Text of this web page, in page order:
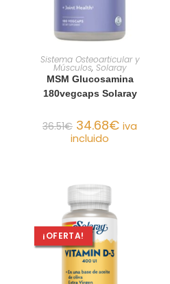
AÑADIR AL CARRITO
Sistema Osteoarticular y
Músculos, Solaray
MSM Glucosamina
180vegcaps Solaray
36.51€ 34.68€ iva
incluido
¡OFERTA!